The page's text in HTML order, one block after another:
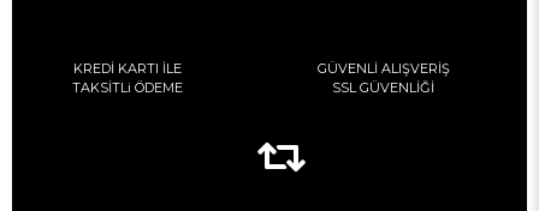
KREDİ KARTI İLE
TAKSİTLi ÖDEME
GÜVENLİ ALIŞVERİŞ
SSL GÜVENLİĞİ